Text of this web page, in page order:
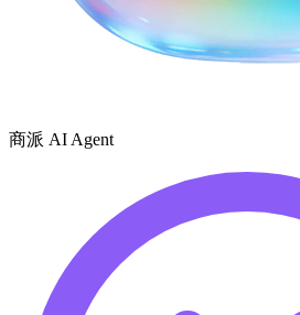
商派 AI Agent